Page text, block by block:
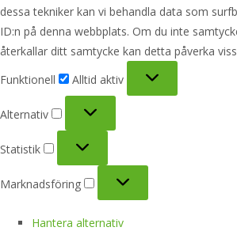
dessa tekniker kan vi behandla data som
ID:n på denna webbplats. Om du inte
återkallar ditt samtycke kan detta påverka
Funktionell
Alltid aktiv
Alternativ
Statistik
Marknadsföring
Hantera alternativ